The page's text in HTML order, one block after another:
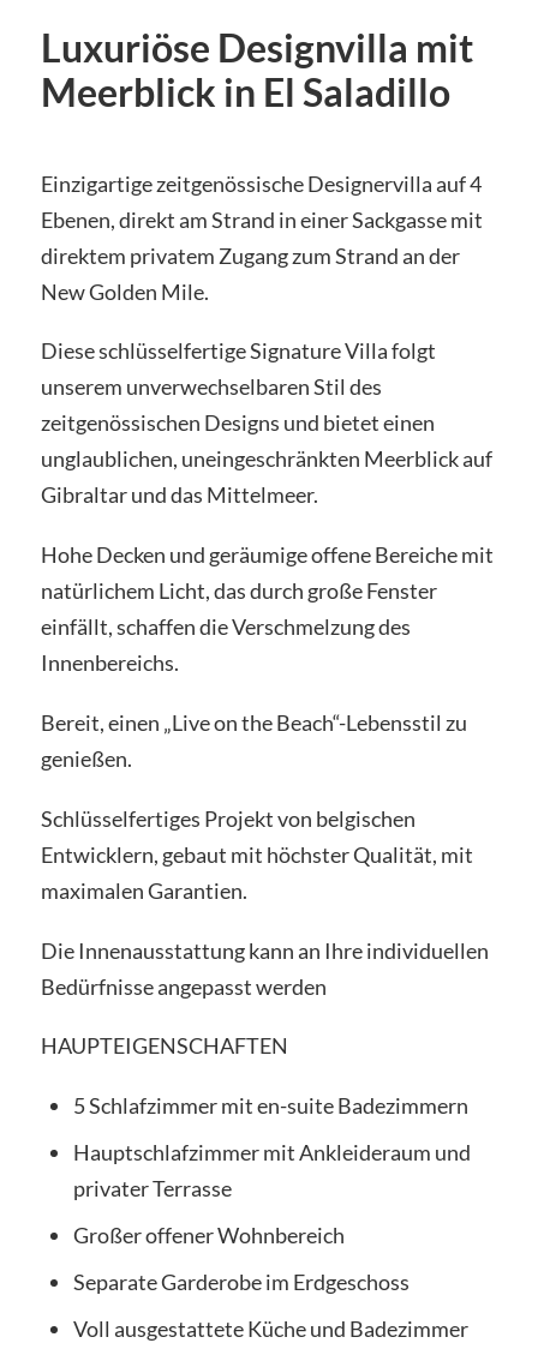
Luxuriöse Designvilla mit
Meerblick in El Saladillo
Einzigartige zeitgenössische Designervilla auf 4
Ebenen, direkt am Strand in einer Sackgasse mit
direktem privatem Zugang zum Strand an der
New Golden Mile.
Diese schlüsselfertige Signature Villa folgt
unserem unverwechselbaren Stil des
zeitgenössischen Designs und bietet einen
unglaublichen, uneingeschränkten Meerblick auf
Gibraltar und das Mittelmeer.
Hohe Decken und geräumige offene Bereiche mit
natürlichem Licht, das durch große Fenster
einfällt, schaffen die Verschmelzung des
Innenbereichs.
Bereit, einen „Live on the Beach“-Lebensstil zu
genießen.
Schlüsselfertiges Projekt von belgischen
Entwicklern, gebaut mit höchster Qualität, mit
maximalen Garantien.
Die Innenausstattung kann an Ihre individuellen
Bedürfnisse angepasst werden
HAUPTEIGENSCHAFTEN
5 Schlafzimmer mit en-suite Badezimmern
Hauptschlafzimmer mit Ankleideraum und
privater Terrasse
Großer offener Wohnbereich
Separate Garderobe im Erdgeschoss
Voll ausgestattete Küche und Badezimmer